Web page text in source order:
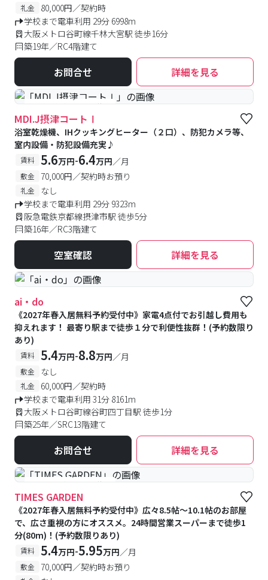
礼金
80,000円／契約時
学校まで電車利用 29分 6998m
大阪メトロ谷町線千林大宮駅 徒歩16分
築19年／RC4階建て
お問合せ 詳細を見る
#予約受付中 #空室待ち
MDI.J摂津コートⅠ
浴室乾燥機、IHクッキングヒーター（２口）、防犯カメラ等、
室内設備・防犯設備充実♪
賃料 5.6万円-6.4万円／月
敷金 70,000円／契約時お預り
礼金
なし
学校まで電車利用 29分 9323m
阪急電鉄京都線摂津市駅 徒歩5分
築16年／RC3階建て
空室確認 詳細を見る
ai・do
《2027年春入居無料予約受付中》家電4点付でお引越し費用も
抑えれます！ 最寄り駅まで徒歩１分で利便性抜群！(予約数限り
あり)
賃料 5.4万円-8.8万円／月
敷金 なし
礼金
60,000円／契約時
学校まで電車利用 31分 8161m
大阪メトロ谷町線谷町四丁目駅 徒歩1分
築25年／SRC13階建て
お問合せ 詳細を見る
#予約受付中 #空室待ち
TIMES GARDEN
《2027年春入居無料予約受付中》広々8.5帖～10.1帖のお部屋
で、広さ重視の方にオススメ。24時間営業スーパーまで徒歩1
分(80m)！(予約数限りあり)
賃料 5.4万円-5.95万円／月
敷金 70,000円／契約時お預り